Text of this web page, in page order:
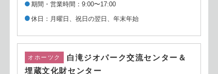
期間・営業時間
9:00〜17:00
休日
月曜日、祝日の翌日、年末年始
オホーツク
白滝ジオパーク交流センター＆
埋蔵文化財センター